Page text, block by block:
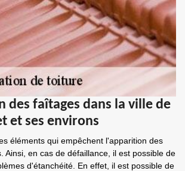
des faîtages dans la ville de
et ses environs
éléments qui empêchent l'apparition des
Ainsi, en cas de défaillance, il est possible de
d'étanchéité. En effet, il est possible de